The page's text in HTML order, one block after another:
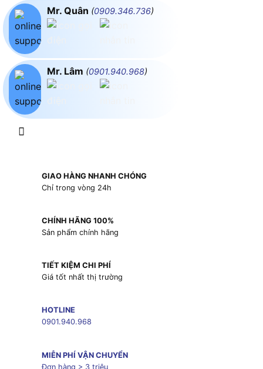
Mr. Quân (0909.346.736)
Mr. Lâm (0901.940.968)
GIAO HÀNG NHANH CHÓNG
Chỉ trong vòng 24h
CHÍNH HÃNG 100%
Sản phẩm chính hãng
TIẾT KIỆM CHI PHÍ
Giá tốt nhất thị trường
HOTLINE
0901.940.968
MIỄN PHÍ VẬN CHUYỂN
Đơn hàng > 3 triệu